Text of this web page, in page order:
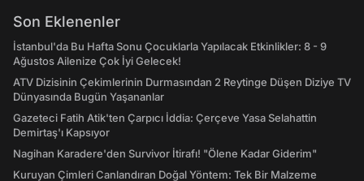
Son Eklenenler
İstanbul'da Bu Hafta Sonu Çocuklarla Yapılacak Etkinlikler: 8 - 9
Ağustos Ailenize Çok İyi Gelecek!
ATV Dizisinin Çekimlerinin Durmasından 2 Reytinge Düşen Diziye TV
Dünyasında Bugün Yaşananlar
Gazeteci Fatih Atik'ten Çarpıcı İddia: Çerçeve Yasa Selahattin
Demirtaş'ı Kapsıyor
Nagihan Karadere'den Survivor İtirafı! "Ölene Kadar Giderim"
Kuruyan Çimleri Canlandıran Doğal Yöntem: Tek Bir Malzeme